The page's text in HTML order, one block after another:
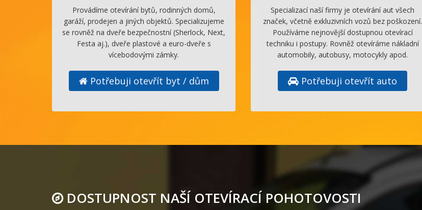
Provádíme otevírání bytů, rodinných domů,
garáží, prodejen a jiných objektů. Specializujeme
se rovněž na dveře bezpečnostní (Sherlock, Next,
Festa aj.), dveře plastové a euro-dveře s
vícebodovými zámky.
Potřebuji otevřít byt / dům
Specializací naší firmy je otevírání aut všech
značek, včetně exkluzivních vozů bez poškození.
Používáme nejnovější dostupnou otevírací
techniku i postupy. Rovněž otevíráme nákladní
automobily, autobusy, motocykly apod.
Potřebuji otevřít auto
DOSTUPNOST NAŠÍ OTEVÍRACÍ POHOTOVOSTI